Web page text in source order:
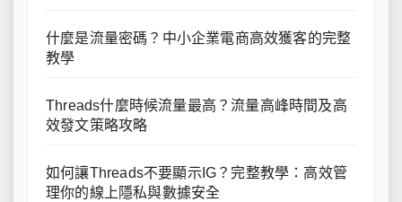
什麼是流量密碼？中小企業電商高效獲客的完整
教學
Threads什麼時候流量最高？流量高峰時間及高
效發文策略攻略
如何讓Threads不要顯示IG？完整教學：高效管
理你的線上隱私與數據安全